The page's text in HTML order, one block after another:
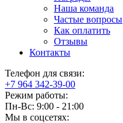
Наша команда
Частые вопросы
Как оплатить
Отзывы
Контакты
Телефон для связи:
+7 964 342-39-00
Режим работы:
Пн-Вс: 9:00 - 21:00
Мы в соцсетях: